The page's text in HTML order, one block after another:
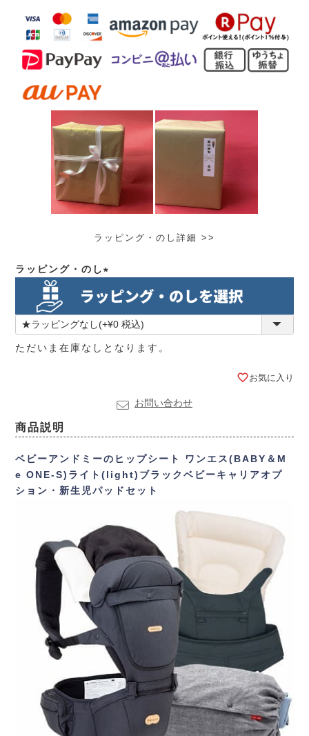
ラッピング・のし詳細 >>
ラッピング・のし
(必
須)
ただいま在庫なしとなります。
お気に入り
お問い合わせ
商品説明
ベビーアンドミーのヒップシート ワンエス(BABY＆M
e ONE-S) ライト(light)ブラックベビーキャリアオプ
ション・新生児パッドセット